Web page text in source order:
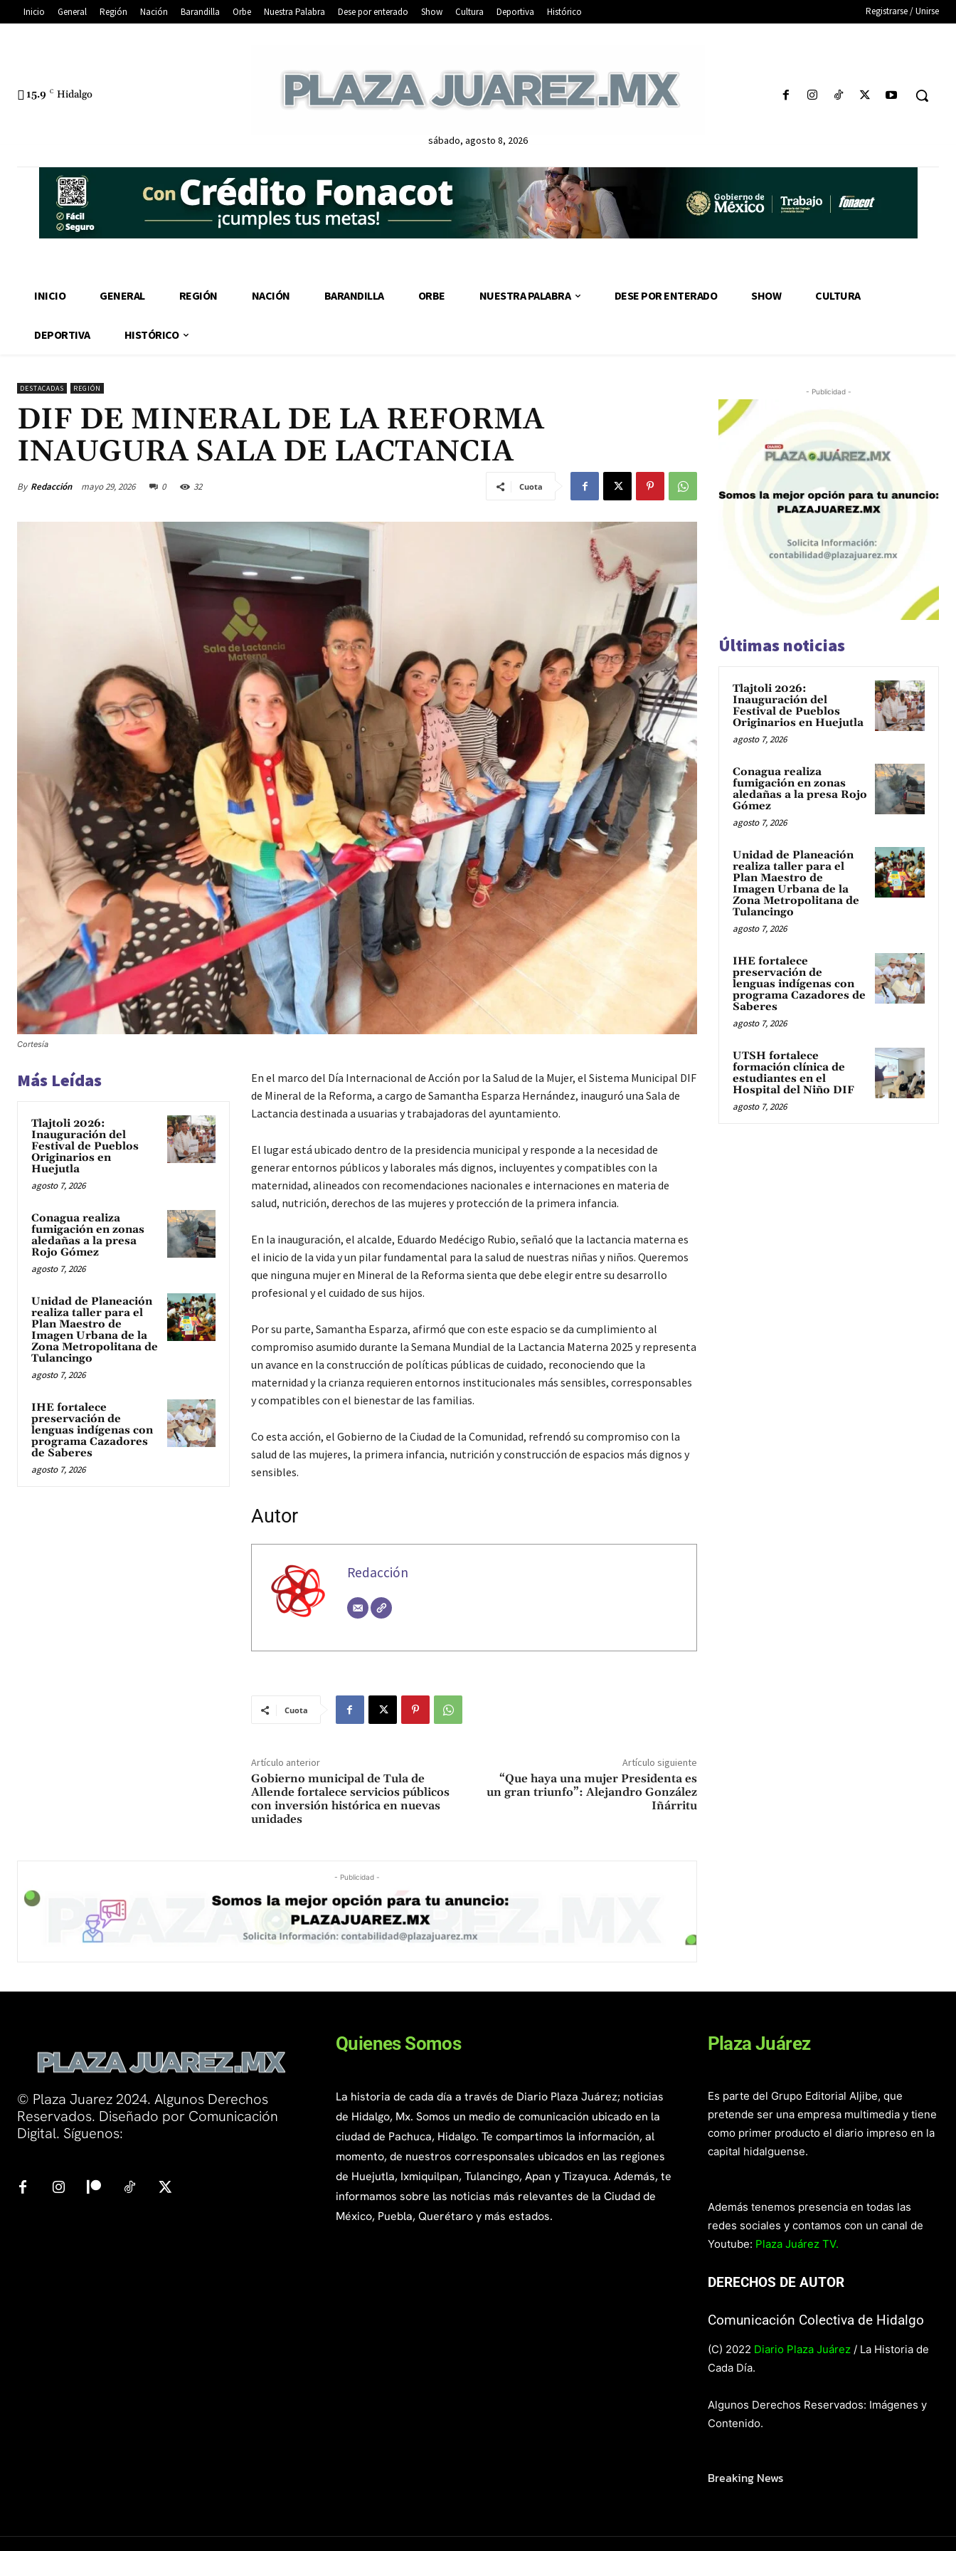
Inicio General Región Nación Barandilla Orbe Nuestra Palabra Dese por enterado Show Cultura Deportiva Histórico Registrarse / Unirse
15.9 C Hidalgo
sábado, agosto 8, 2026
INICIO GENERAL REGIÓN NACIÓN BARANDILLA ORBE NUESTRA PALABRA DESE POR ENTERADO SHOW CULTURA
DEPORTIVA HISTÓRICO
DESTACADAS REGIÓN
DIF DE MINERAL DE LA REFORMA
INAUGURA SALA DE LACTANCIA
By Redacción mayo 29, 2026 0 32 Cuota
Cortesía
Más Leídas
Tlajtoli 2026:
Inauguración del
Festival de Pueblos
Originarios en
Huejutla
agosto 7, 2026
Conagua realiza
fumigación en zonas
aledañas a la presa
Rojo Gómez
agosto 7, 2026
Unidad de Planeación
realiza taller para el
Plan Maestro de
Imagen Urbana de la
Zona Metropolitana de
Tulancingo
agosto 7, 2026
IHE fortalece
preservación de
lenguas indígenas con
programa Cazadores
de Saberes
agosto 7, 2026
En el marco del Día Internacional de Acción por la Salud de la Mujer, el Sistema Municipal DIF
de Mineral de la Reforma, a cargo de Samantha Esparza Hernández, inauguró una Sala de
Lactancia destinada a usuarias y trabajadoras del ayuntamiento.
El lugar está ubicado dentro de la presidencia municipal y responde a la necesidad de
generar entornos públicos y laborales más dignos, incluyentes y compatibles con la
maternidad, alineados con recomendaciones nacionales e internaciones en materia de
salud, nutrición, derechos de las mujeres y protección de la primera infancia.
En la inauguración, el alcalde, Eduardo Medécigo Rubio, señaló que la lactancia materna es
el inicio de la vida y un pilar fundamental para la salud de nuestras niñas y niños. Queremos
que ninguna mujer en Mineral de la Reforma sienta que debe elegir entre su desarrollo
profesional y el cuidado de sus hijos.
Por su parte, Samantha Esparza, afirmó que con este espacio se da cumplimiento al
compromiso asumido durante la Semana Mundial de la Lactancia Materna 2025 y representa
un avance en la construcción de políticas públicas de cuidado, reconociendo que la
maternidad y la crianza requieren entornos institucionales más sensibles, corresponsables
y compatibles con el bienestar de las familias.
Co esta acción, el Gobierno de la Ciudad de la Comunidad, refrendó su compromiso con la
salud de las mujeres, la primera infancia, nutrición y construcción de espacios más dignos y
sensibles.
Autor
Redacción
Cuota
Artículo anterior
Gobierno municipal de Tula de
Allende fortalece servicios públicos
con inversión histórica en nuevas
unidades
Artículo siguiente
“Que haya una mujer Presidenta es
un gran triunfo”: Alejandro González
Iñárritu
- Publicidad -
- Publicidad -
Últimas noticias
Tlajtoli 2026:
Inauguración del
Festival de Pueblos
Originarios en Huejutla
agosto 7, 2026
Conagua realiza
fumigación en zonas
aledañas a la presa Rojo
Gómez
agosto 7, 2026
Unidad de Planeación
realiza taller para el
Plan Maestro de
Imagen Urbana de la
Zona Metropolitana de
Tulancingo
agosto 7, 2026
IHE fortalece
preservación de
lenguas indígenas con
programa Cazadores de
Saberes
agosto 7, 2026
UTSH fortalece
formación clínica de
estudiantes en el
Hospital del Niño DIF
agosto 7, 2026
© Plaza Juarez 2024. Algunos Derechos
Reservados. Diseñado por Comunicación
Digital. Síguenos:
Quienes Somos
La historia de cada día a través de Diario Plaza Juárez; noticias
de Hidalgo, Mx. Somos un medio de comunicación ubicado en la
ciudad de Pachuca, Hidalgo. Te compartimos la información, al
momento, de nuestros corresponsales ubicados en las regiones
de Huejutla, Ixmiquilpan, Tulancingo, Apan y Tizayuca. Además, te
informamos sobre las noticias más relevantes de la Ciudad de
México, Puebla, Querétaro y más estados.
Plaza Juárez
Es parte del Grupo Editorial Aljibe, que
pretende ser una empresa multimedia y tiene
como primer producto el diario impreso en la
capital hidalguense.
Además tenemos presencia en todas las
redes sociales y contamos con un canal de
Youtube: Plaza Juárez TV.
DERECHOS DE AUTOR
Comunicación Colectiva de Hidalgo
(C) 2022 Diario Plaza Juárez / La Historia de
Cada Día.
Algunos Derechos Reservados: Imágenes y
Contenido.
Breaking News